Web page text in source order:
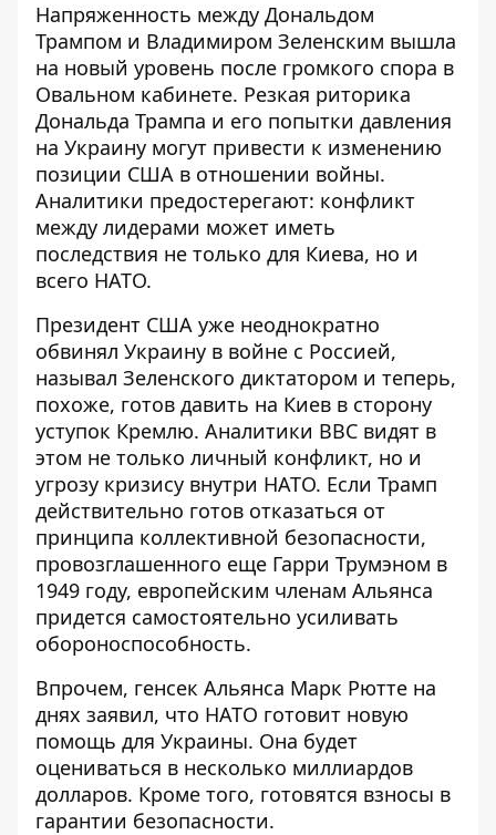
Напряженность между Дональдом
Трампом и Владимиром Зеленским вышла
на новый уровень после громкого спора в
Овальном кабинете. Резкая риторика
Дональда Трампа и его попытки давления
на Украину могут привести к изменению
позиции США в отношении войны.
Аналитики предостерегают: конфликт
между лидерами может иметь
последствия не только для Киева, но и
всего НАТО.
Президент США уже неоднократно
обвинял Украину в войне с Россией,
называл Зеленского диктатором и теперь,
похоже, готов давить на Киев в сторону
уступок Кремлю. Аналитики BBC видят в
этом не только личный конфликт, но и
угрозу кризису внутри НАТО. Если Трамп
действительно готов отказаться от
принципа коллективной безопасности,
провозглашенного еще Гарри Трумэном в
1949 году, европейским членам Альянса
придется самостоятельно усиливать
обороноспособность.
Впрочем, генсек Альянса Марк Рютте на
днях заявил, что НАТО готовит новую
помощь для Украины. Она будет
оцениваться в несколько миллиардов
долларов. Кроме того, готовятся взносы в
гарантии безопасности.